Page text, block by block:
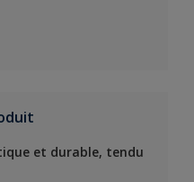
et durable, tendu